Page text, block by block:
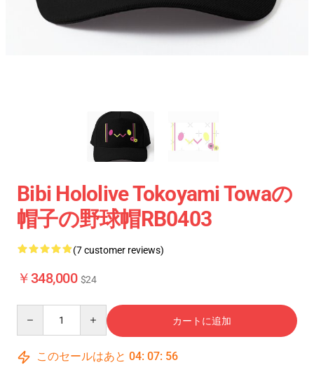
Bibi Hololive Tokoyami Towaの
帽子の野球帽RB0403
(7 customer reviews)
￥348,000 $24
カートに追加
このセールはあと 04: 07: 55